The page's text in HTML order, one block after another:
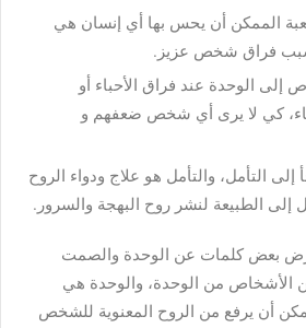
الممكن أن يحس بها أي إنسان هي
فراق شخص عزيز.
إلى الوحدة عند فراق الأحباء أو
كي لا يرى أي شخص ضعفهم و
إلى التأمل، والتأمل هو علاج ودواء الروح
إلى الطبيعة لنشر روح البهجة والسرور.
بعض كلمات عن الوحدة والصمت
من الأشخاص من الوحدة، والوحدة هي
أن يرفع من الروح المعنوية للشخص